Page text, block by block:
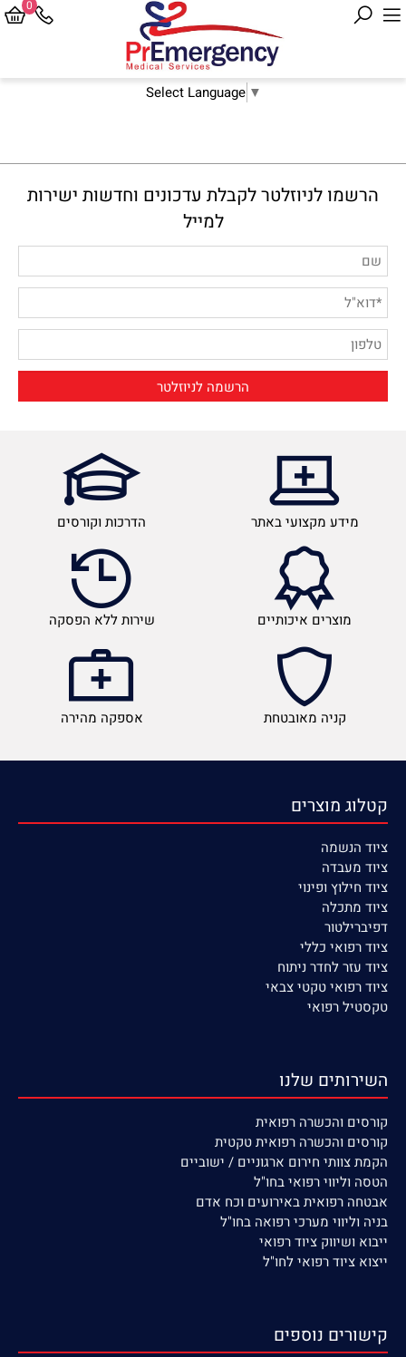
Select Language ▼
0
הרשמו לניוזלטר לקבלת עדכונים וחדשות ישירות
למייל
מידע מקצועי באתר הדרכות וקורסים
מוצרים איכותיים שירות ללא הפסקה
קניה מאובטחת אספקה מהירה
קטלוג מוצרים
ציוד הנשמה
ציוד מעבדה
ציוד חילוץ ופינוי
ציוד מתכלה
דפיברילטור
ציוד רפואי כללי
ציוד עזר לחדר ניתוח
ציוד רפואי טקטי צבאי
טקסטיל רפואי
השירותים שלנו
קורסים והכשרה רפואית
קורסים והכשרה רפואית טקטית
הקמת צוותי חירום ארגוניים / ישוביים
הטסה וליווי רפואי בחו"ל
אבטחה רפואית באירועים וכח אדם
בניה וליווי מערכי רפואה בחו"ל
ייבוא ושיווק ציוד רפואי
ייצוא ציוד רפואי לחו"ל
קישורים נוספים